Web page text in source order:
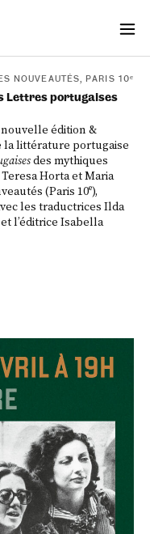
Lettres portugaises
NOUVEAUTÉS, PARIS 10ᵉ
édition &
la littérature portugaise
des mythiques
Horta et Maria
(Paris 10ᵉ),
les traductrices Ilda
l’éditrice Isabella